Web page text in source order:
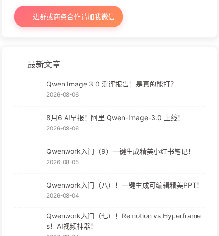
进群或商务合作请加我微信
最新文章
Qwen Image 3.0 测评报告！是真的能打？
2026-08-06
8月6 AI早报！阿里 Qwen-Image-3.0 上线！
2026-08-06
Qwenwork入门（9）一键生成精美小红书笔记！
2026-08-05
Qwenwork入门（八）！一键生成可编辑精美PPT！
2026-08-04
Qwenwork入门（七）！Remotion vs Hyperframe
s！AI视频神器！